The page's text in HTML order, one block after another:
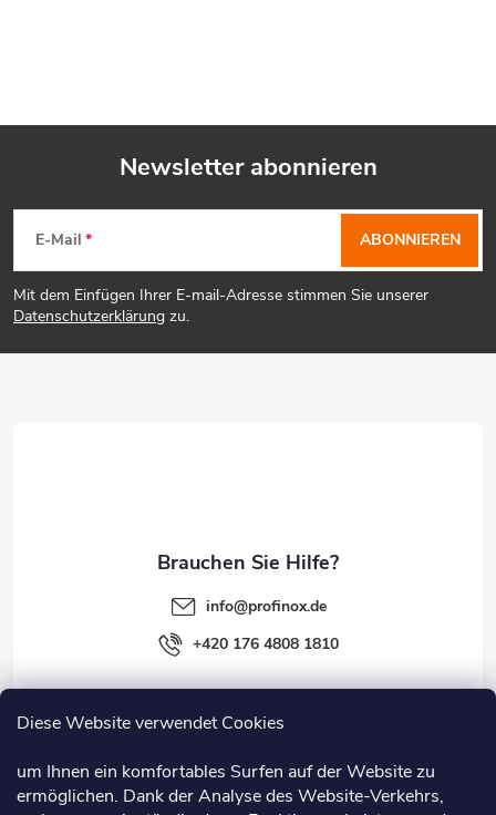
Diese Website verwendet Cookies
um Ihnen ein komfortables Surfen auf der Website zu
ermöglichen. Dank der Analyse des Website-Verkehrs,
F
u
ß
Newsletter abonnieren
E-Mail
Mit dem Einfügen Ihrer E-mail-Adresse stimmen Sie unserer
Datenschutzerklärung zu.
ABONNIEREN
Information
info@profinox.de
+420 176 4808 1810